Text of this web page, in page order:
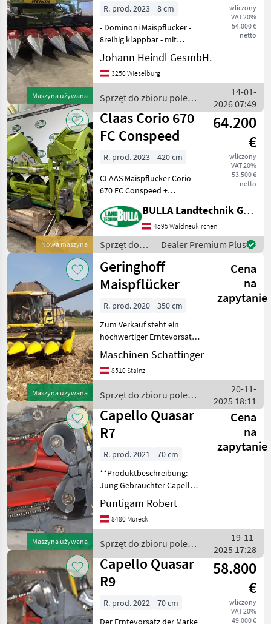
Maszyna używana
Reihig, SL 978
BG
wliczony
VAT 20%
54.000 €
netto
R. prod. 2023
8 cm
- Dominoni Maispflücker -
8reihig klappbar - mit
Unterbauhäcksler -
Ölbadantrieb und hintere
Kupplungen -
Lagermaisschnecke Rechts
un
Johann Heindl GesmbH.
3250 Wieselburg
Sprzęt do zbioru pole
uprawne / Dominoni
14-01-
2026 07:49
Nowa maszyna
Claas Corio 670
FC Conspeed
64.200
€
wliczony
VAT 20%
53.500 €
netto
R. prod. 2023
420 cm
CLAAS Maispflücker Corio
670 FC Conspeed +
mit 70cm Reihenabstand +
hydraulisch klappbar +
Hybridwalzen +
Stoppelknicker +
Gegenschneide
BULLA Landtechnik GmbH
4595 Waldneukirchen
Sprzęt do
zbioru pole
uprawne /
Claas
Dealer Premium Plus
Maszyna używana
Geringhoff
Maispflücker
Cena
na
zapytanie
R. prod. 2020
350 cm
Zum Verkauf steht ein
hochwertiger Erntevorsatz
der renommierten Marke
Geringhoff, Modell Maisstar
Horizon 8r, Baujahr 2020.
zeichnet sich d
Maschinen Schattinger
8510 Stainz
Sprzęt do zbioru pole
uprawne / Geringhoff
20-11-
2025 18:11
Maszyna używana
Capello Quasar
R7
Cena
na
zapytanie
R. prod. 2021
70 cm
**Produktbeschreibung:
Jung Gebrauchter Capello
R7 Erntevorsatz** Erleben
Sie die Effizienz und
Zuverlässigkeit des Capello
konzipiert
Puntigam Robert
8480 Mureck
Sprzęt do zbioru pole
uprawne / Capello
19-11-
2025 17:28
Capello Quasar
R9
58.800
€
wliczony
VAT 20%
49.000 €
R. prod. 2022
70 cm
Der Erntevorsatz der Marke